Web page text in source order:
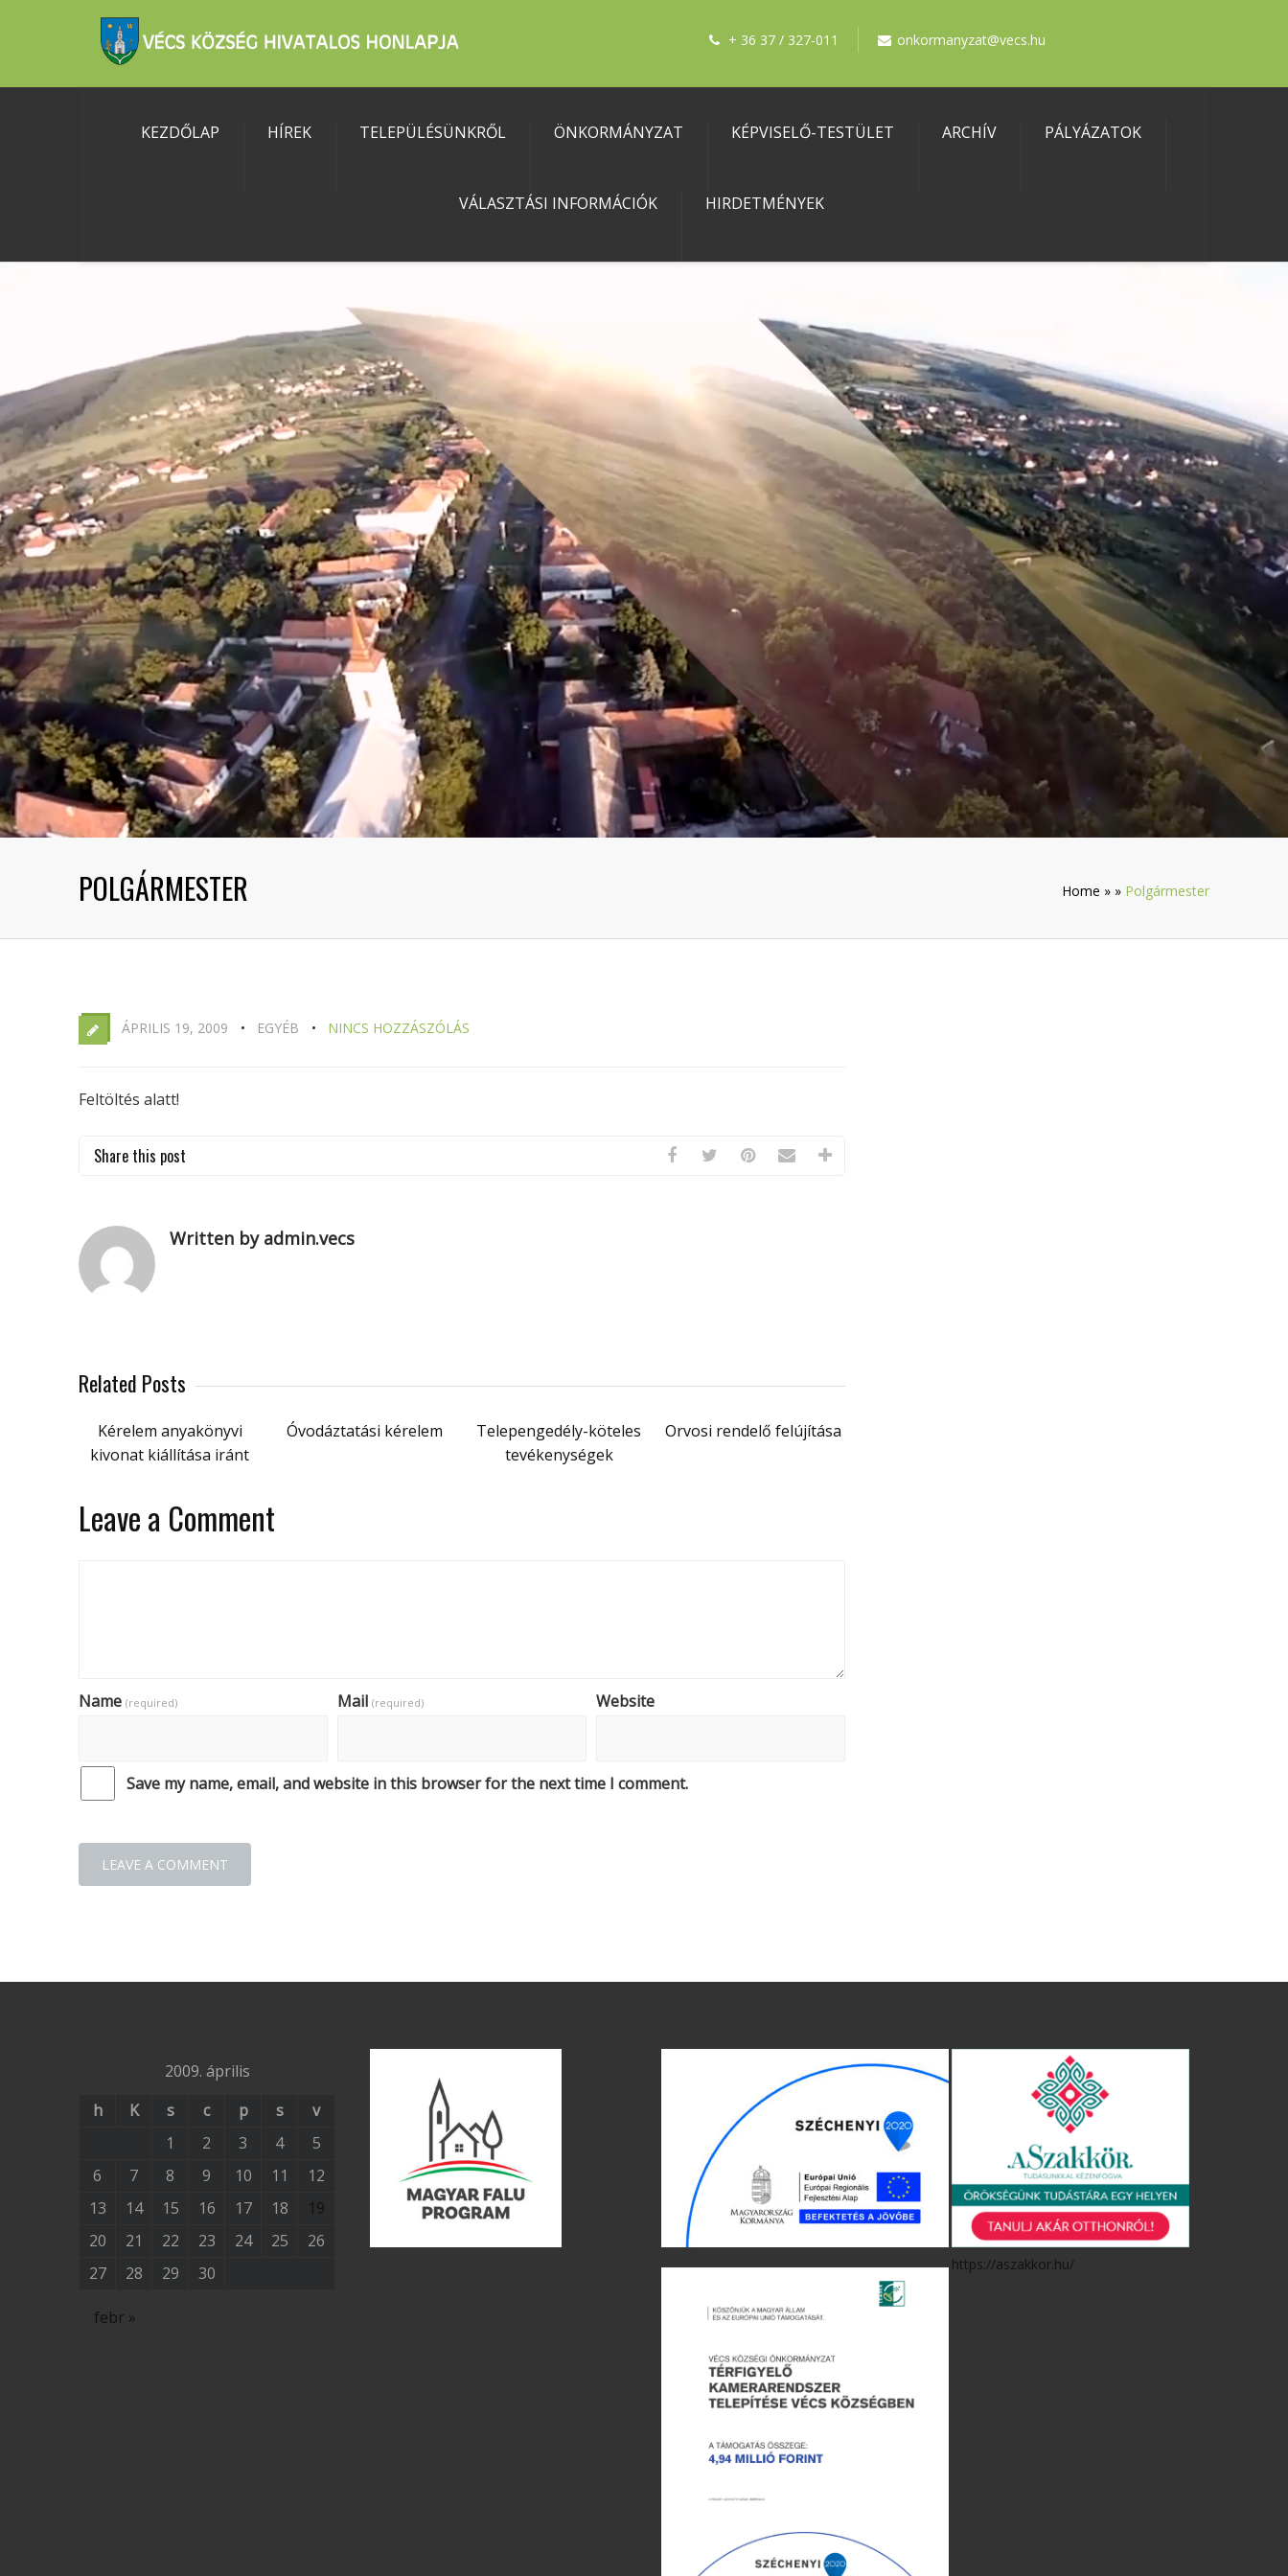
+ 36 37 / 327-011 onkormanyzat@vecs.hu
KEZDŐLAP HÍREK TELEPÜLÉSÜNKRŐL ÖNKORMÁNYZAT KÉPVISELŐ-TESTÜLET ARCHÍV PÁLYÁZATOK
VÁLASZTÁSI INFORMÁCIÓK HIRDETMÉNYEK
POLGÁRMESTER Home » » Polgármester
ÁPRILIS 19, 2009 EGYÉB NINCS HOZZÁSZÓLÁS
Feltöltés alatt!
Share this post
Written by admin.vecs
Related Posts
Kérelem anyakönyvi
kivonat kiállítása iránt
Óvodáztatási kérelem
Telepengedély-köteles
tevékenységek
Orvosi rendelő felújítása
Leave a Comment
Name (required) Mail (required) Website
Save my name, email, and website in this browser for the next time I comment.
2009. április
h
K s c p s
v
1
2 3 4
5
6
7 8 9 10 11
12
13
14 15 16 17 18
19
20
21 22 23 24 25
26
27
28 29 30
febr »
https://aszakkor.hu/